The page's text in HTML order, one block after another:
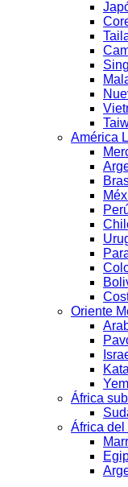
América
Oriente
África
África del